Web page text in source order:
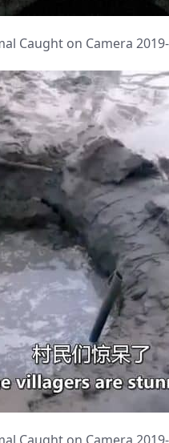
Caught on Camera